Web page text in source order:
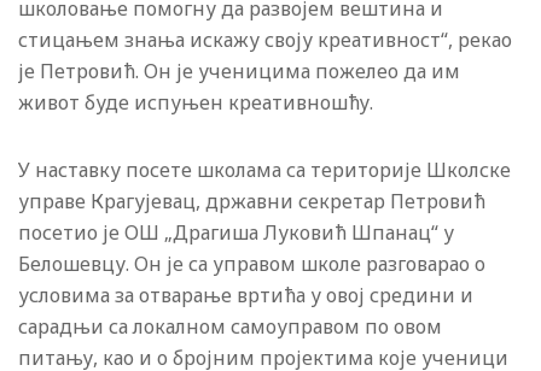
школовање помогну да развојем вештина и
стицањем знања искажу своју креативност“, рекао
је Петровић. Он је ученицима пожелео да им
живот буде испуњен креативношћу.
У наставку посете школама са територије Школске
управе Крагујевац, државни секретар Петровић
посетио је ОШ „Драгиша Луковић Шпанац“ у
Белошевцу. Он је са управом школе разговарао о
условима за отварање вртића у овој средини и
сарадњи са локалном самоуправом по овом
питању, као и о бројним пројектима које ученици